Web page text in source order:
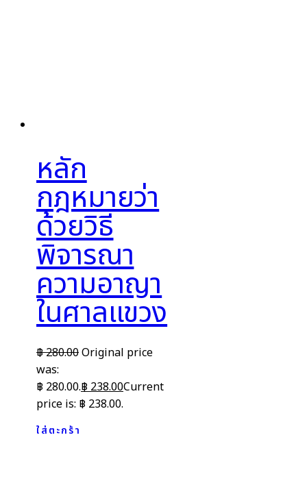
หลัก
กฎหมายว่า
ด้วยวิธี
พิจารณา
ความอาญา
ในศาลแขวง
฿280.00Original price
was:
฿ 280.00.฿ 238.00Current
price is: ฿ 238.00.
ใส่ตะกร้า